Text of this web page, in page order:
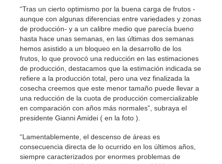
“Tras un cierto optimismo por la buena carga de frutos -
aunque con algunas diferencias entre variedades y zonas
de producción- y a un calibre medio que parecía bueno
hasta hace unas semanas, en las últimas dos semanas
hemos asistido a un bloqueo en la desarrollo de los
frutos, lo que provocó una reducción en las estimaciones
de producción, destacamos que la estimación indicada se
refiere a la producción total, pero una vez finalizada la
cosecha creemos que este menor tamaño puede llevar a
una reducción de la cuota de producción comercializable
en comparación con años más normales”, subraya el
presidente Gianni Amidei ( en la foto ).
“Lamentablemente, el descenso de áreas es
consecuencia directa de lo ocurrido en los últimos años,
siempre caracterizados por enormes problemas de